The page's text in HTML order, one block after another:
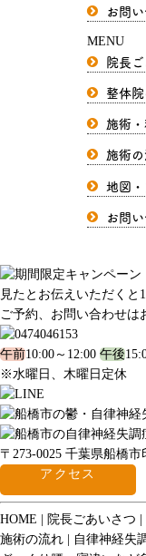
お問
MENU
院長
整体
施術
施術
地図
お問
ご予約、お問い合わせは
午前10:00～12:00 午後
※水曜日、木曜日定休
〒273-0025 千葉県船橋
アクセス
HOME 院長ごあいさつ
施術の流れ
自律神経失